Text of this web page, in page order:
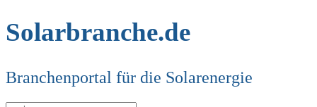
Solarbranche.de
Branchenportal für die Solarenergie